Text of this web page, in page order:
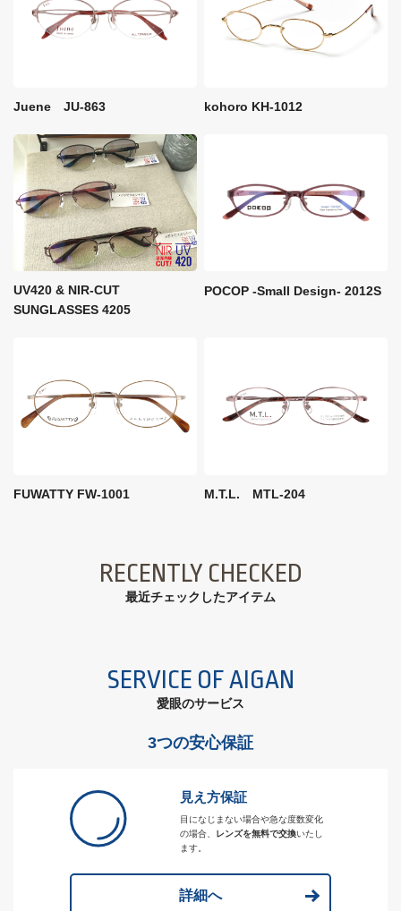
Juene JU-863 kohoro KH-1012
UV420 & NIR-CUT
SUNGLASSES 4205
POCOP -Small Design- 2012S
FUWATTY FW-1001 M.T.L. MTL-204
RECENTLY CHECKED
最近チェックしたアイテム
SERVICE OF AIGAN
愛眼のサービス
3つの安心保証
見え方保証
目になじまない場合や急な度数変化
の場合、
レンズを無料で交換いたし
ます。
詳細へ